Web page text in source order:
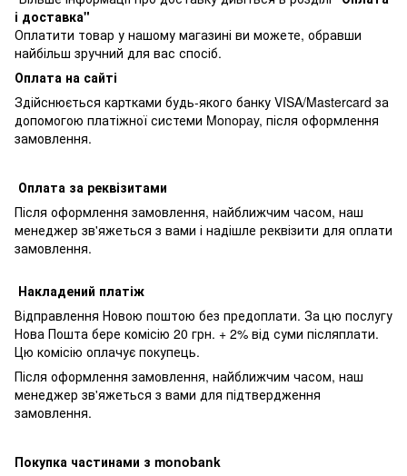
і доставка"
Оплатити товар у нашому магазині ви можете, обравши
найбільш зручний для вас спосіб.
Оплата на сайті
Здійснюється картками будь-якого банку VISA/Mastercard за
допомогою платіжної системи Monopay, після оформлення
замовлення.
Оплата за реквізитами
Після оформлення замовлення, найближчим часом, наш
менеджер зв'яжеться з вами і надішле реквізити для оплати
замовлення.
Накладений платіж
Відправлення Новою поштою без предоплати. За цю послугу
Нова Пошта бере комісію 20 грн. + 2% від суми післяплати.
Цю комісію оплачує покупець.
Після оформлення замовлення, найближчим часом, наш
менеджер зв'яжеться з вами для підтвердження
замовлення.
Покупка частинами з monobank